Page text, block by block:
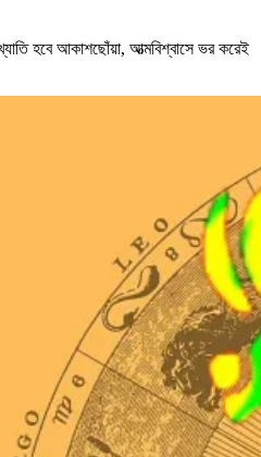
হবে আকাশছোঁয়া, আত্মবিশ্বাসে ভর করেই